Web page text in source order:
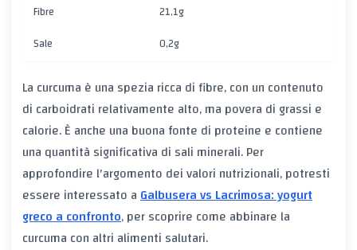
Fibre
21,1g
Sale
0,2g
La curcuma è una spezia ricca di fibre, con un contenuto
di carboidrati relativamente alto, ma povera di grassi e
calorie. È anche una buona fonte di proteine e contiene
una quantità significativa di sali minerali. Per
approfondire l'argomento dei valori nutrizionali, potresti
essere interessato aGalbusera vs Lacrimosa: yogurt
greco a confronto, per scoprire come abbinare la
curcuma con altri alimenti salutari.